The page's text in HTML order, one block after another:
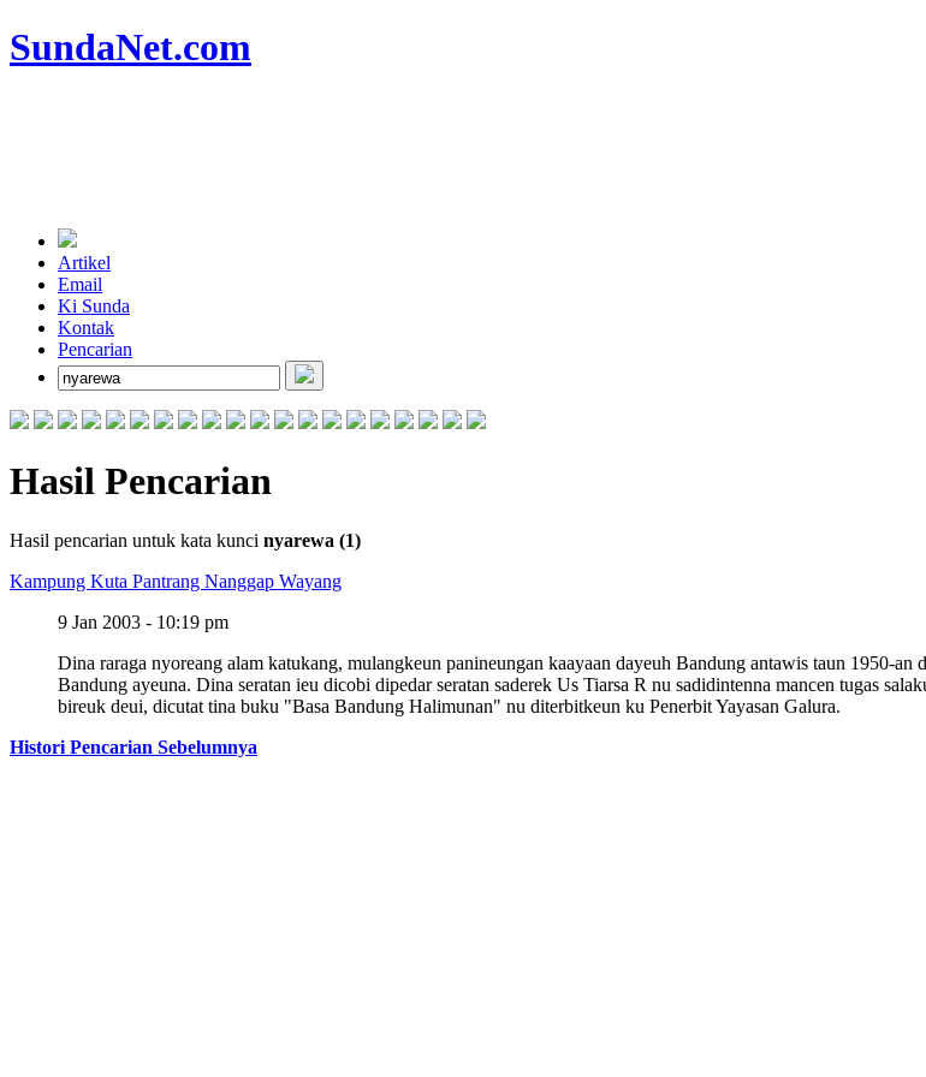
SundaNet.com
Artikel
Email
Ki Sunda
Kontak
Pencarian
Hasil Pencarian
Hasil pencarian untuk kata kunci nyarewa (1)
Kampung Kuta Pantrang Nanggap Wayang
9 Jan 2003 - 10:19 pm
Dina raraga nyoreang alam katukang, mulangkeun panineungan kaayaan dayeuh Bandung antawis taun 1950-
Bandung ayeuna. Dina seratan ieu dicobi dipedar seratan saderek Us Tiarsa R nu sadidintenna mancen tugas
bireuk deui, dicutat tina buku "Basa Bandung Halimunan" nu diterbitkeun ku Penerbit Yayasan Galura.
Histori Pencarian Sebelumnya